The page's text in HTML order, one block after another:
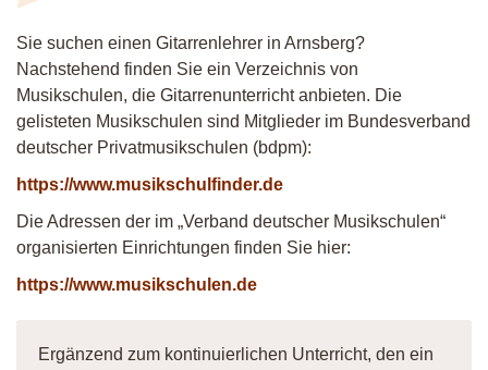
Sie suchen einen Gitarrenlehrer in Arnsberg?
Nachstehend finden Sie ein Verzeichnis von
Musikschulen, die Gitarrenunterricht anbieten. Die
gelisteten Musikschulen sind Mitglieder im Bundesverband
deutscher Privatmusikschulen (bdpm):
https://www.musikschulfinder.de
Die Adressen der im „Verband deutscher Musikschulen“
organisierten Einrichtungen finden Sie hier:
https://www.musikschulen.de
Ergänzend zum kontinuierlichen Unterricht, den ein